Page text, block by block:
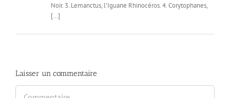
Noir. 3. Lemanctus, l’Iguane Rhinocéros. 4. Corytophanes,
[…]
Laisser un commentaire
Commentaire